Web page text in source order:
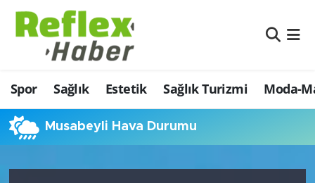
Spor Sağlık Estetik Sağlık Turizmi Moda-
Musabeyli Hava Durumu
Eğitim
Estetik
Firmalardan
Nöbetçi Eczaneler
Hava Durumu
Namaz Vakitleri